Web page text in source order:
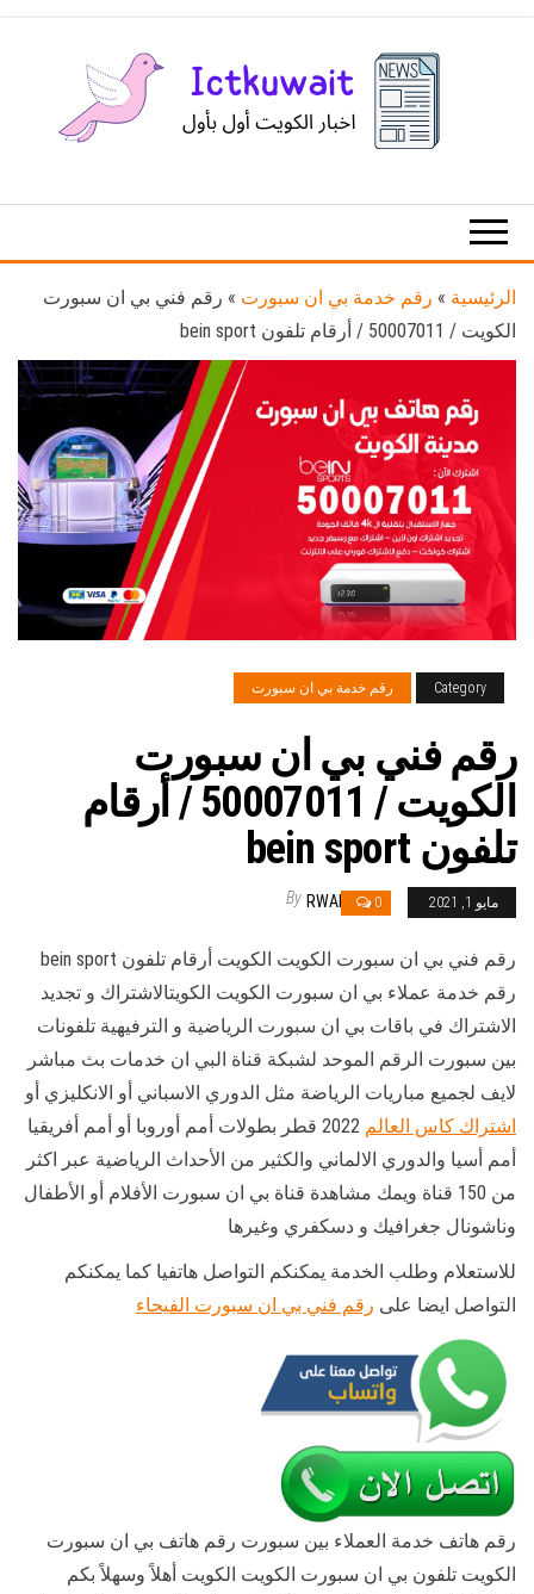
الكويت
الرئيسية » رقم خدمة بي ان سبورت » رقم فني بي ان سبورت
الكويت / 50007011 / أرقام تلفون bein sport
Category رقم خدمة بي ان سبورت
رقم فني بي ان سبورت
الكويت / 50007011 / أرقام
تلفون bein sport
مايو 1, 2021 0
By RWAN
رقم فني بي ان سبورت الكويت الكويت أرقام تلفون bein sport
رقم خدمة عملاء بي ان سبورت الكويت الكويتالاشتراك و تجديد
الاشتراك في باقات بي ان سبورت الرياضية و الترفيهية تلفونات
بين سبورت الرقم الموحد لشبكة قناة البي ان خدمات بث مباشر
لايف لجميع مباريات الرياضة مثل الدوري الاسباني أو الانكليزي أو
اشتراك كاس العالم
2022 قطر بطولات أمم أوروبا أو أمم أفريقيا
أمم أسيا والدوري الالماني والكثير من الأحداث الرياضية عبر اكثر
من 150 قناة ويمك مشاهدة قناة بي ان سبورت الأفلام أو الأطفال
وناشونال جغرافيك و دسكفري وغيرها
للاستعلام وطلب الخدمة يمكنكم التواصل هاتفيا كما يمكنكم
التواصل ايضا على رقم فني بي ان سبورت الفيحاء
رقم هاتف خدمة العملاء بين سبورت رقم هاتف بي ان سبورت
الكويت تلفون بي ان سبورت الكويت الكويت أهلاً وسهلاً بكم